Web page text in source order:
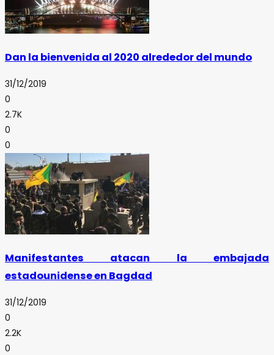
Dan la bienvenida al 2020 alrededor del mundo
31/12/2019
0
2.7K
0
0
Manifestantes atacan la embajada
estadounidense en Bagdad
31/12/2019
0
2.2K
0